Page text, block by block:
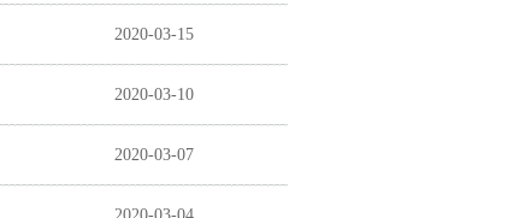
2020-03-15
2020-03-10
2020-03-07